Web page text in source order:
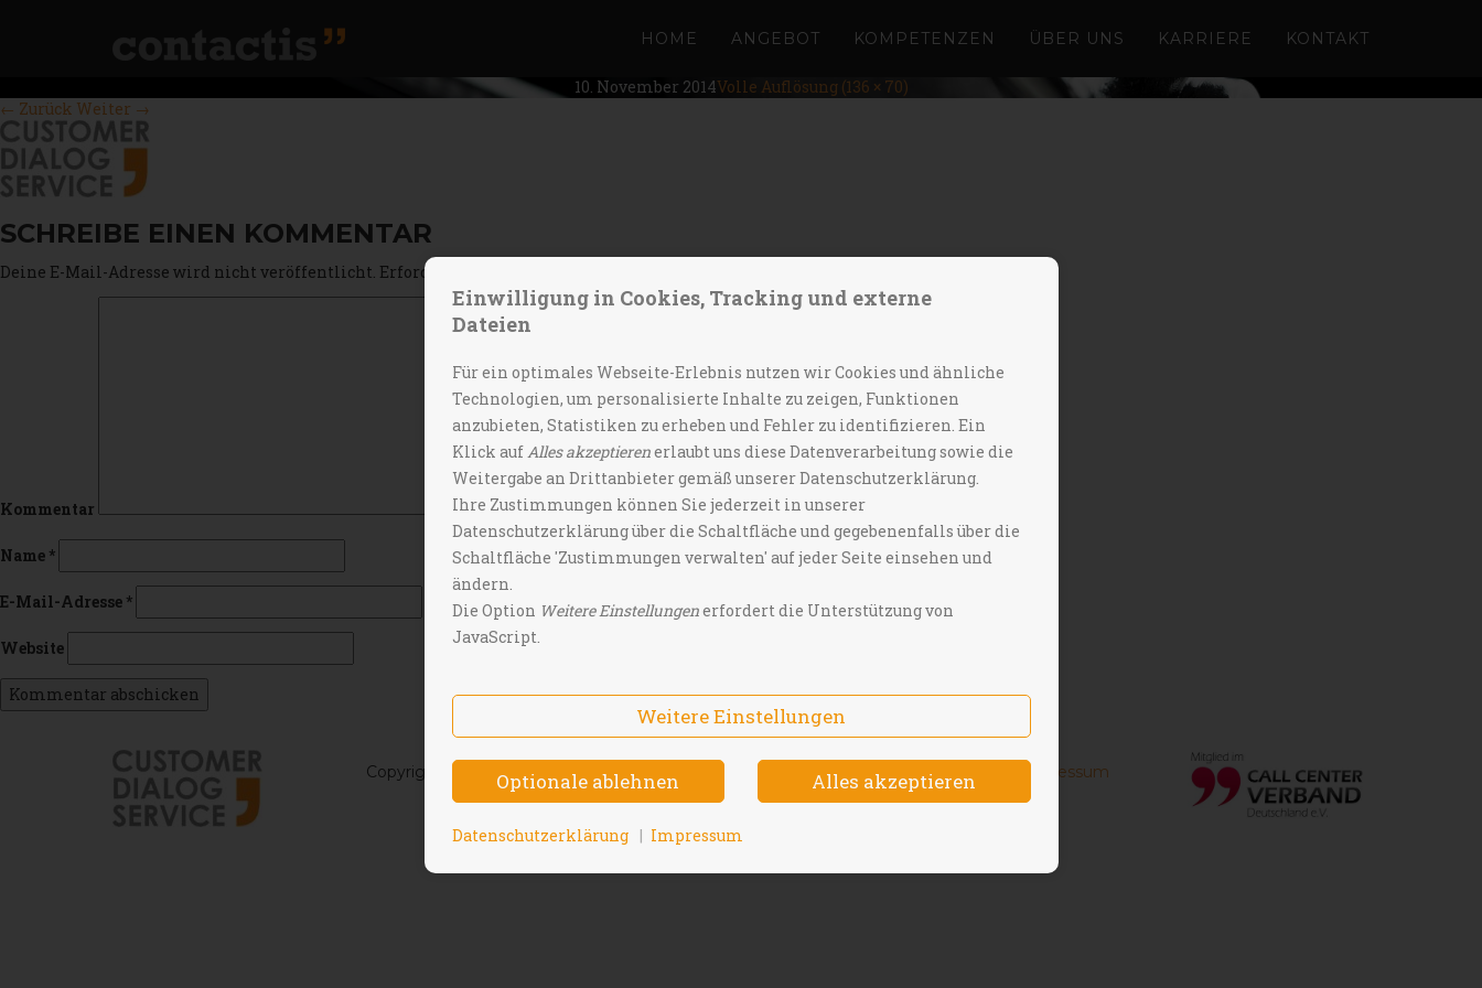
HOME ANGEBOT KOMPETENZEN ÜBER UNS KARRIERE KONTAKT
CDS
10. November 2014Volle Auflösung (136 × 70)
← Zurück Weiter →
SCHREIBE EINEN KOMMENTAR
Deine E-Mail-Adresse wird nicht veröffentlicht. Erforderliche Felder sind mit
Kommentar
Name *
E-Mail-Adresse *
Website
Copyright © Contactis 2026 Datenschutz Impressum
Einwilligung in Cookies, Tracking und externe
Dateien
Für ein optimales Webseite-Erlebnis nutzen wir Cookies und ähnliche
Technologien, um personalisierte Inhalte zu zeigen, Funktionen
anzubieten, Statistiken zu erheben und Fehler zu identifizieren. Ein
Klick auf Alles akzeptierenerlaubt uns diese Datenverarbeitung sowie die
Weitergabe an Drittanbieter gemäß unserer Datenschutzerklärung.
Ihre Zustimmungen können Sie jederzeit in unserer
Datenschutzerklärung über die Schaltfläche und gegebenenfalls über die
Schaltfläche 'Zustimmungen verwalten' auf jeder Seite einsehen und
ändern.
Die Option Weitere Einstellungenerfordert die Unterstützung von
JavaScript.
Weitere Einstellungen
Datenschutzerklärung Impressum